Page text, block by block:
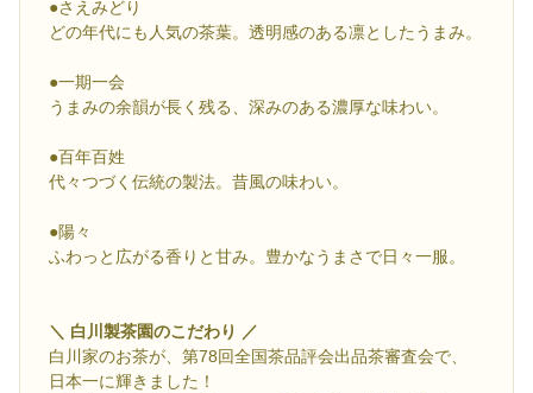
●さえみどり
どの年代にも人気の茶葉。透明感のある凛としたうまみ。
●一期一会
うまみの余韻が長く残る、深みのある濃厚な味わい。
●百年百姓
代々つづく伝統の製法。昔風の味わい。
●陽々
ふわっと広がる香りと甘み。豊かなうまさで日々一服。
＼ 白川製茶園のこだわり ／
白川家のお茶が、第78回全国茶品評会出品茶審査会で、
日本一に輝きました！